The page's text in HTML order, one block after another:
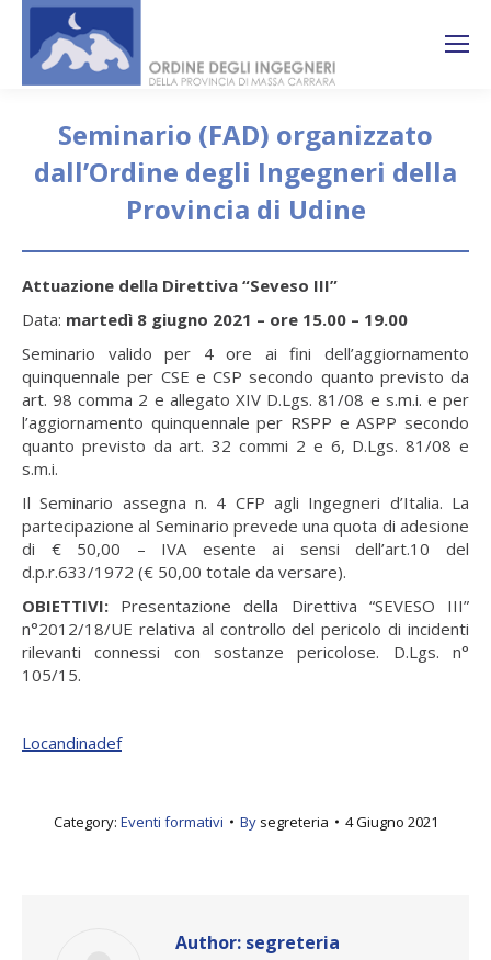
Seminario (FAD) organizzato
dall’Ordine degli Ingegneri della
Provincia di Udine
Attuazione della Direttiva “Seveso III”
Data: martedì 8 giugno 2021 – ore 15.00 – 19.00
Seminario valido per 4 ore ai fini dell’aggiornamento
quinquennale per CSE e CSP secondo quanto previsto da
art. 98 comma 2 e allegato XIV D.Lgs. 81/08 e s.m.i. e per
l’aggiornamento quinquennale per RSPP e ASPP secondo
quanto previsto da art. 32 commi 2 e 6, D.Lgs. 81/08 e
s.m.i.
Il Seminario assegna n. 4 CFP agli Ingegneri d’Italia. La
partecipazione al Seminario prevede una quota di adesione
di € 50,00 – IVA esente ai sensi dell’art.10 del
d.p.r.633/1972 (€ 50,00 totale da versare).
OBIETTIVI: Presentazione della Direttiva “SEVESO III”
n°2012/18/UE relativa al controllo del pericolo di incidenti
rilevanti connessi con sostanze pericolose. D.Lgs. n°
105/15.
Locandinadef
Category: Eventi formativi By segreteria 4 Giugno 2021
Author: segreteria